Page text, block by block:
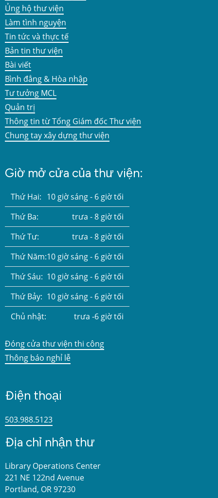
Ủng hộ thư viện
Làm tình nguyện
Tin tức và thực tế
Bản tin thư viện
Bài viết
Bình đẳng & Hòa nhập
Tư tưởng MCL
Quản trị
Thông tin từ Tổng Giám đốc Thư viện
Chung tay xây dựng thư viện
Giờ mở cửa của thư viện:
Thứ Hai: 10 giờ sáng - 6 giờ tối
Thứ Ba:
trưa - 8 giờ tối
Thứ Tư:
trưa - 8 giờ tối
Thứ Năm:10 giờ sáng - 6 giờ tối
Thứ Sáu: 10 giờ sáng - 6 giờ tối
Thứ Bảy: 10 giờ sáng - 6 giờ tối
Chủ nhật:
trưa -6 giờ tối
Đóng cửa thư viện thi công
Thông báo nghỉ lễ
Điện thoại
503.988.5123
Địa chỉ nhận thư
Library Operations Center
221 NE 122nd Avenue
Portland, OR 97230